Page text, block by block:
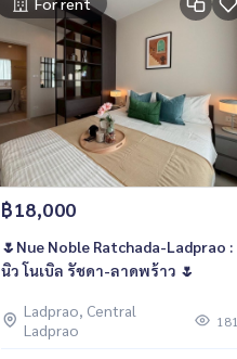
฿18,000
🌷Nue Noble Ratchada-Ladprao :
นิว โนเบิล รัชดา-ลาดพร้าว 🌷
Ladprao, Central
Ladprao
181